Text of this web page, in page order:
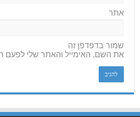
אתר
שמור בדפדפן זה
את השם, האימייל והאתר שלי לפעם